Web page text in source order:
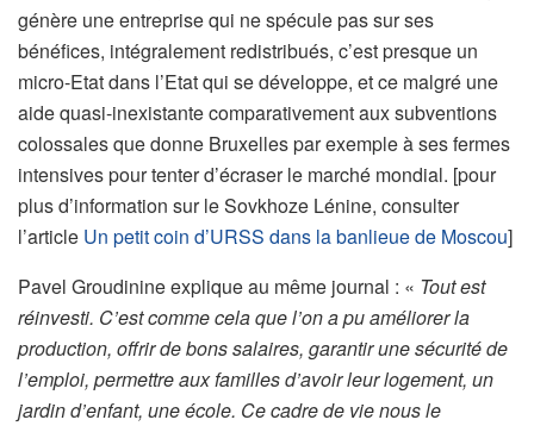
génère une entreprise qui ne spécule pas sur ses
bénéfices, intégralement redistribués, c’est presque un
micro-Etat dans l’Etat qui se développe, et ce malgré une
aide quasi-inexistante comparativement aux subventions
colossales que donne Bruxelles par exemple à ses fermes
intensives pour tenter d’écraser le marché mondial. [pour
plus d’information sur le Sovkhoze Lénine, consulter
l’article Un petit coin d’URSS dans la banlieue de Moscou]
Pavel Groudinine explique au même journal : « Tout est
réinvesti. C’est comme cela que l’on a pu améliorer la
production, offrir de bons salaires, garantir une sécurité de
l’emploi, permettre aux familles d’avoir leur logement, un
jardin d’enfant, une école. Ce cadre de vie nous le